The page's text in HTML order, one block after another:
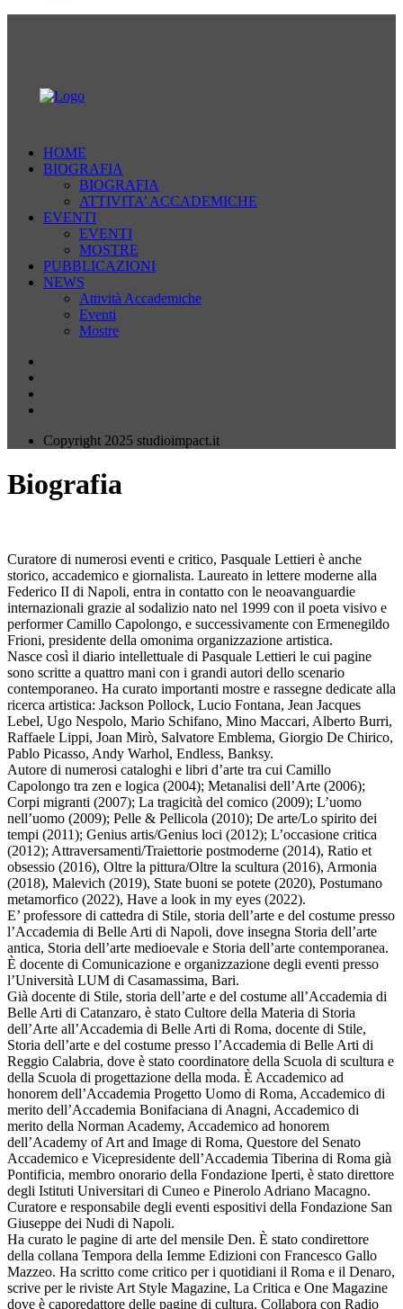
HOME
BIOGRAFIA
BIOGRAFIA
ATTIVITA’ ACCADEMICHE
EVENTI
EVENTI
MOSTRE
PUBBLICAZIONI
NEWS
Attività Accademiche
Eventi
Mostre
Copyright 2025 studioimpact.it
Biografia
Curatore di numerosi eventi e critico, Pasquale Lettieri è anche
storico, accademico e giornalista. Laureato in lettere moderne alla
Federico II di Napoli, entra in contatto con le neoavanguardie
internazionali grazie al sodalizio nato nel 1999 con il poeta visivo e
performer Camillo Capolongo, e successivamente con Ermenegildo
Frioni, presidente della omonima organizzazione artistica.
Nasce così il diario intellettuale di Pasquale Lettieri le cui pagine
sono scritte a quattro mani con i grandi autori dello scenario
contemporaneo. Ha curato importanti mostre e rassegne dedicate alla
ricerca artistica: Jackson Pollock, Lucio Fontana, Jean Jacques
Lebel, Ugo Nespolo, Mario Schifano, Mino Maccari, Alberto Burri,
Raffaele Lippi, Joan Mirò, Salvatore Emblema, Giorgio De Chirico,
Pablo Picasso, Andy Warhol, Endless, Banksy.
Autore di numerosi cataloghi e libri d’arte tra cui Camillo
Capolongo tra zen e logica (2004); Metanalisi dell’Arte (2006);
Corpi migranti (2007); La tragicità del comico (2009); L’uomo
nell’uomo (2009); Pelle & Pellicola (2010); De arte/Lo spirito dei
tempi (2011); Genius artis/Genius loci (2012); L’occasione critica
(2012); Attraversamenti/Traiettorie postmoderne (2014), Ratio et
obsessio (2016), Oltre la pittura/Oltre la scultura (2016), Armonia
(2018), Malevich (2019), State buoni se potete (2020), Postumano
metamorfico (2022), Have a look in my eyes (2022).
E’ professore di cattedra di Stile, storia dell’arte e del costume presso
l’Accademia di Belle Arti di Napoli, dove insegna Storia dell’arte
antica, Storia dell’arte medioevale e Storia dell’arte contemporanea.
È docente di Comunicazione e organizzazione degli eventi presso
l’Università LUM di Casamassima, Bari.
Già docente di Stile, storia dell’arte e del costume all’Accademia di
Belle Arti di Catanzaro, è stato Cultore della Materia di Storia
dell’Arte all’Accademia di Belle Arti di Roma, docente di Stile,
Storia dell’arte e del costume presso l’Accademia di Belle Arti di
Reggio Calabria, dove è stato coordinatore della Scuola di scultura e
della Scuola di progettazione della moda. È Accademico ad
honorem dell’Accademia Progetto Uomo di Roma, Accademico di
merito dell’Accademia Bonifaciana di Anagni, Accademico di
merito della Norman Academy, Accademico ad honorem
dell’Academy of Art and Image di Roma, Questore del Senato
Accademico e Vicepresidente dell’Accademia Tiberina di Roma già
Pontificia, membro onorario della Fondazione Iperti, è stato direttore
degli Istituti Universitari di Cuneo e Pinerolo Adriano Macagno.
Curatore e responsabile degli eventi espositivi della Fondazione San
Giuseppe dei Nudi di Napoli.
Ha curato le pagine di arte del mensile Den. È stato condirettore
della collana Tempora della Iemme Edizioni con Francesco Gallo
Mazzeo. Ha scritto come critico per i quotidiani il Roma e il Denaro,
scrive per le riviste Art Style Magazine, La Critica e One Magazine
dove è caporedattore delle pagine di cultura. Collabora con Radio